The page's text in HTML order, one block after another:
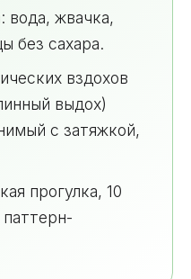
вода, жвачка,
без сахара.
вздохов
выдох)
с затяжкой,
прогулка, 10